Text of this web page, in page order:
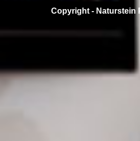
Copyright - Naturstein